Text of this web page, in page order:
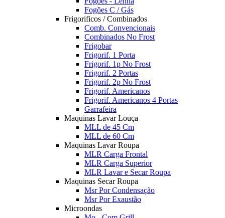
Fogões C / Gás
Frigorificos / Combinados
Comb. Convencionais
Combinados No Frost
Frigobar
Frigorif. 1 Porta
Frigorif. 1p No Frost
Frigorif. 2 Portas
Frigorif. 2p No Frost
Frigorif. Americanos
Frigorif. Americanos 4 Portas
Garrafeira
Maquinas Lavar Louça
MLL de 45 Cm
MLL de 60 Cm
Maquinas Lavar Roupa
MLR Carga Frontal
MLR Carga Superior
MLR Lavar e Secar Roupa
Maquinas Secar Roupa
Msr Por Condensação
Msr Por Exaustão
Microondas